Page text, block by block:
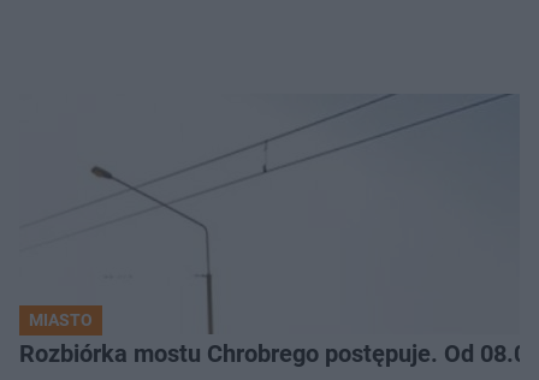
MIASTO
Rozbiórka mostu Chrobrego postępuje. Od